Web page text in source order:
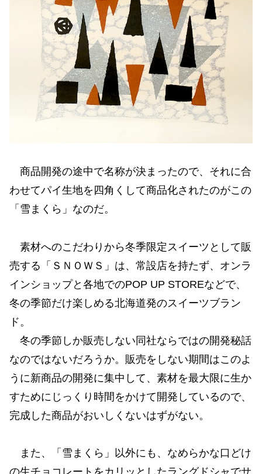
商品開発の途中で名称が決まったので、それに合
わせてパイ生地を四角くして商品化されたのがこの
「雪まくら」なのだ。
素材へのこだわりから冬季限定スイーツとして販
売する「ＳＮＯＷＳ」は、常設店を持たず、オンラ
インショップと各地でのPOP UP STOREなどで、
冬の季節だけ楽しめる北海道発のスイーツブラン
ド。
冬の季節しか販売しない同社ならではの開発秘話
なのではないだろうか。販売をしない期間はこのよ
うに新商品の開発に集中して、素材を最大限に生か
すためにじっくり時間をかけて開発しているので、
完成した商品がおいしくないはずがない。
また、「雪まくら」以外にも、なめらかな⼝どけ